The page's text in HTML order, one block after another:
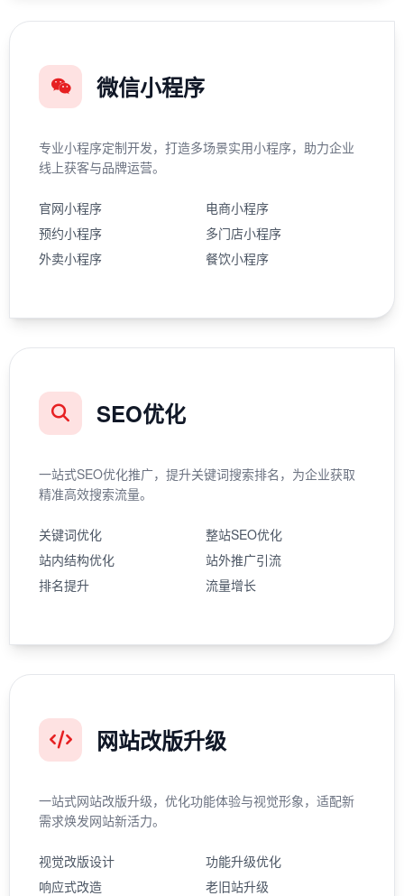
微信小程序
专业小程序定制开发，打造多场景实用小程序，助力企业
线上获客与品牌运营。
官网小程序
电商小程序
预约小程序
多门店小程序
外卖小程序
餐饮小程序
SEO优化
一站式SEO优化推广，提升关键词搜索排名，为企业获取
精准高效搜索流量。
关键词优化
整站SEO优化
站内结构优化
站外推广引流
排名提升
流量增长
网站改版升级
一站式网站改版升级，优化功能体验与视觉形象，适配新
需求焕发网站新活力。
视觉改版设计
功能升级优化
响应式改造
老旧站升级